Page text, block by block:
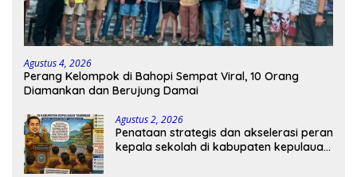
Agustus 4, 2026
Perang Kelompok di Bahopi Sempat Viral, 10 Orang
Diamankan dan Berujung Damai
Agustus 2, 2026
Penataan strategis dan akselerasi peran
kepala sekolah di kabupaten kepulauan